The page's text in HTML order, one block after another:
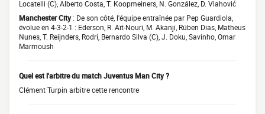
Locatelli (C), Alberto Costa, T. Koopmeiners, N. González, D. Vlahović
Manchester City: De son côté, l'équipe entraînée par Pep Guardiola,
évolue en 4-3-2-1 : Ederson, R. Aït-Nouri, M. Akanji, Rúben Dias, Matheus
Nunes, T. Reijnders, Rodri, Bernardo Silva (C), J. Doku, Savinho, Omar
Marmoush
Quel est l'arbitre du match Juventus Man City ?
Clément Turpin arbitre cette rencontre